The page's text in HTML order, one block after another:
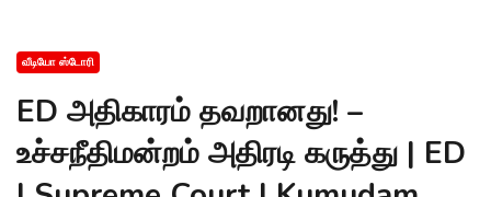
வீடியோ ஸ்டோரி
ED அதிகாரம் தவறானது! –
உச்சநீதிமன்றம் அதிரடி கருத்து | ED